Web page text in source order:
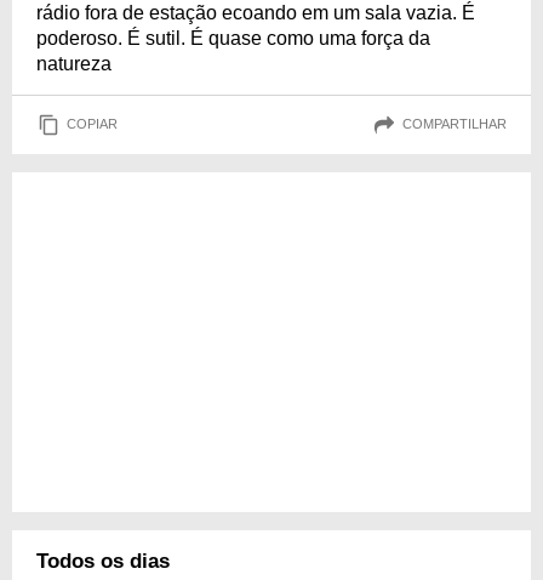
rádio fora de estação ecoando em um sala vazia. É
poderoso. É sutil. É quase como uma força da
natureza
COPIAR COMPARTILHAR
Todos os dias